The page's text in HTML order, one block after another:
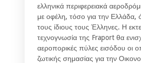
ελληνικά περιφερειακά
με οφέλη, τόσο για την Ελλάδα,
τους ίδιους τους Έλληνες. Η
τεχνογνωσία της Fraport θα
αεροπορικές πύλες εισόδου οι
ζωτικής σημασίας για την